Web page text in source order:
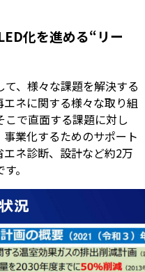
化を進める“リー
、様々な課題を解決する
ネに関する様々な取り組
で直面する課題に対し
業化するためのサポート
ネ診断、設計など約2万
。